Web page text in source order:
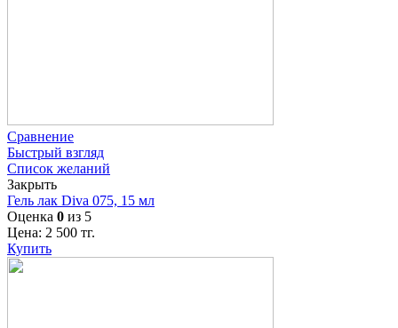
Сравнение
Быстрый взгляд
Список желаний
Закрыть
Гель лак Diva 075, 15 мл
Оценка 0 из 5
Цена: 2 500 тг.
Купить